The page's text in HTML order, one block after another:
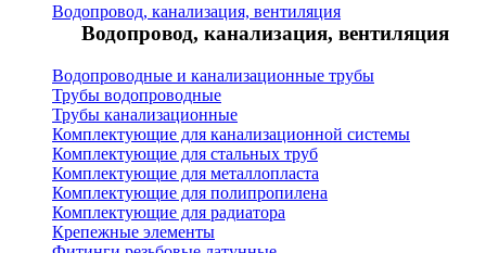
Водопровод, канализация, вентиляция
Водопровод, канализация, вентиляция
Водопроводные и канализационные трубы
Трубы водопроводные
Трубы канализационные
Комплектующие для канализационной системы
Комплектующие для стальных труб
Комплектующие для металлопласта
Комплектующие для полипропилена
Комплектующие для радиатора
Крепежные элементы